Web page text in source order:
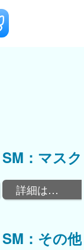
SM：マス
詳細は…
SM：その他